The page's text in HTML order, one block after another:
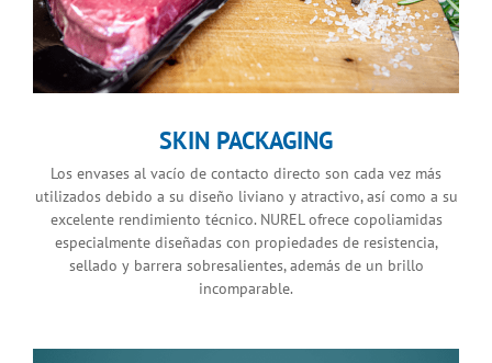
SKIN PACKAGING
Los envases al vacío de contacto directo son cada vez más
utilizados debido a su diseño liviano y atractivo, así como a su
excelente rendimiento técnico. NUREL ofrece copoliamidas
especialmente diseñadas con propiedades de resistencia,
sellado y barrera sobresalientes, además de un brillo
incomparable.